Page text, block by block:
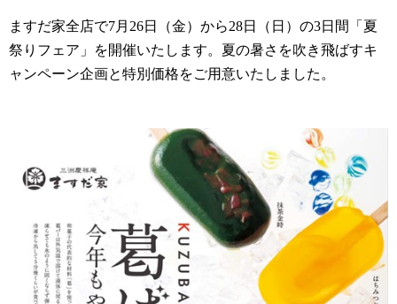
ますだ家全店で7月26日（金）から28日（日）の3日間「夏
祭りフェア」を開催いたします。夏の暑さを吹き飛ばすキ
ャンペーン企画と特別価格をご用意いたしました。